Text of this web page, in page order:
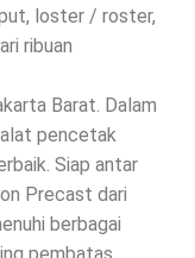
loster / roster,
ribuan
Barat. Dalam
alat pencetak
Siap antar
Precast dari
berbagai